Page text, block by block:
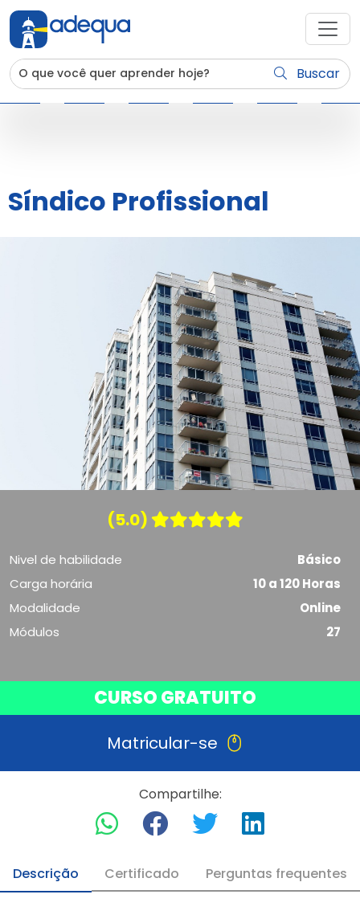
Buscar
Síndico Profissional
(5.0)
Nivel de habilidade
Básico
Carga horária
10 a 120 Horas
Modalidade
Online
Módulos
27
CURSO GRATUITO
Matricular-se
Compartilhe:
Descrição Certificado Perguntas frequentes